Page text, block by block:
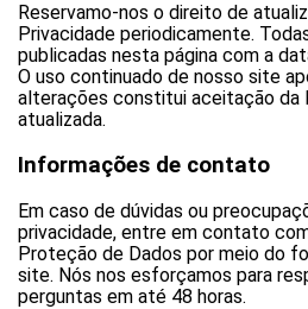
Reservamo-nos o direito de
Privacidade periodicamente.
publicadas nesta página com a
O uso continuado de nosso site
alterações constitui aceitação da
atualizada.
Informações de contato
Em caso de dúvidas ou
privacidade, entre em contato
Proteção de Dados por meio do
site. Nós nos esforçamos para
perguntas em até 48 horas.